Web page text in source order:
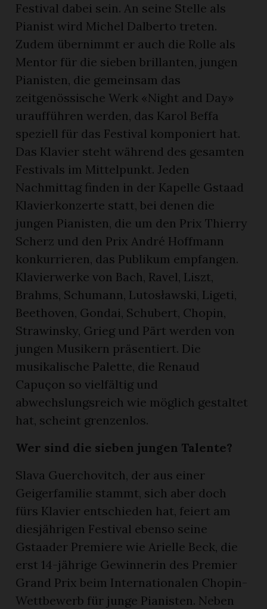
Festival dabei sein. An seine Stelle als
Pianist wird Michel Dalberto treten.
Zudem übernimmt er auch die Rolle als
Mentor für die sieben brillanten, jungen
Pianisten, die gemeinsam das
zeitgenössische Werk «Night and Day»
uraufführen werden, das Karol Beffa
speziell für das Festival komponiert hat.
Das Klavier steht während des gesamten
Festivals im Mittelpunkt. Jeden
Nachmittag finden in der Kapelle Gstaad
Klavierkonzerte statt, bei denen die
jungen Pianisten, die um den Prix Thierry
Scherz und den Prix André Hoffmann
konkurrieren, das Publikum empfangen.
Klavierwerke von Bach, Ravel, Liszt,
Brahms, Schumann, Lutosławski, Ligeti,
Beethoven, Gondai, Schubert, Chopin,
Strawinsky, Grieg und Pärt werden von
jungen Musikern präsentiert. Die
musikalische Palette, die Renaud
Capuçon so vielfältig und
abwechslungsreich wie möglich gestaltet
hat, scheint grenzenlos.
Wer sind die sieben jungen Talente?
Slava Guerchovitch, der aus einer
Geigerfamilie stammt, sich aber doch
fürs Klavier entschieden hat, feiert am
diesjährigen Festival ebenso seine
Gstaader Premiere wie Arielle Beck, die
erst 14-jährige Gewinnerin des Premier
Grand Prix beim Internationalen Chopin-
Wettbewerb für junge Pianisten. Neben